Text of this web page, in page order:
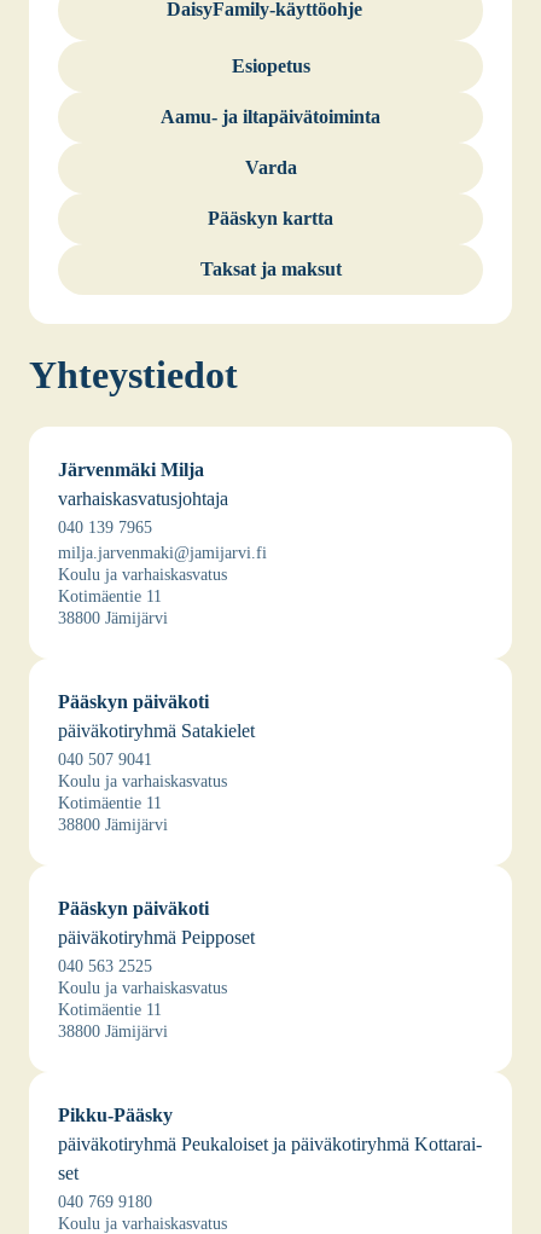
Dai­sy­Fa­mi­ly-käyt­tö­oh­je
Esio­pe­tus
Aamu- ja ilta­päi­vä­toi­min­ta
Var­da
Pääs­kyn kart­ta
Tak­sat ja mak­sut
Yhteys­tie­dot
Jär­ven­mä­ki Mil­ja
var­hais­kas­va­tus­joh­ta­ja
040 139 7965
milja.jarvenmaki@jamijarvi.fi
Kou­lu ja var­hais­kas­va­tus
Koti­mäen­tie 11
38800 Jämi­jär­vi
Pääs­kyn päi­vä­ko­ti
päi­vä­ko­ti­ryh­mä Sata­kie­let
040 507 9041
Kou­lu ja var­hais­kas­va­tus
Koti­mäen­tie 11
38800 Jämi­jär­vi
Pääs­kyn päi­vä­ko­ti
päi­vä­ko­ti­ryh­mä Peip­po­set
040 563 2525
Kou­lu ja var­hais­kas­va­tus
Koti­mäen­tie 11
38800 Jämi­jär­vi
Pik­ku-Pääs­ky
päi­vä­ko­ti­ryh­mä Peu­ka­loi­set ja päi­vä­ko­ti­ryh­mä Kot­ta­rai­
set
040 769 9180
Kou­lu ja var­hais­kas­va­tus